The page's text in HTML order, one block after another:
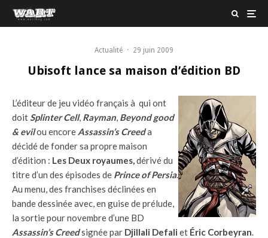
Actualité · 29 juin 2009
Ubisoft lance sa maison d’édition BD
L’éditeur de jeu vidéo français à qui ont
doitSplinter Cell, Rayman, Beyond good
& evilou encore Assassin’s Creeda
décidé de fonder sa propre maison
d’édition : Les Deux royaumes,dérivé du
titre d’un des épisodes de Prince of Persia.
Au menu, des franchises déclinées en
bande dessinée avec, en guise de prélude,
la sortie pour novembre d’une BD
Assassin’s Creedsignée par Djillali Defali et Éric Corbeyran.